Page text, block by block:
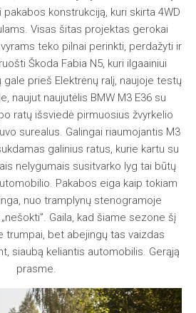
konstrukciją, kuri skirta 4WD
Visas šitas projektas gerokai
teko pilnai perinkti, perdažyti ir
Škoda Fabia N5, kuri ilgaainiui
gale prieš Elektrėnų ralį, naujoje testų
naujut naujutėlis BMW M3 E36 su
ratų išsviedė pirmuosius žvyrkelio
surealus. Galingai riaumojantis M3
galinius ratus, kurie kartu su
nelygumais susitvarko lyg tai būtų
Pakabos eiga kaip tokiam
nuo tramplynų stenogramoje
Gaila, kad šiame sezone šį
trumpai, bet abejingų tas vaizdas
siaubą keliantis automobilis. Gerąją
prasme.